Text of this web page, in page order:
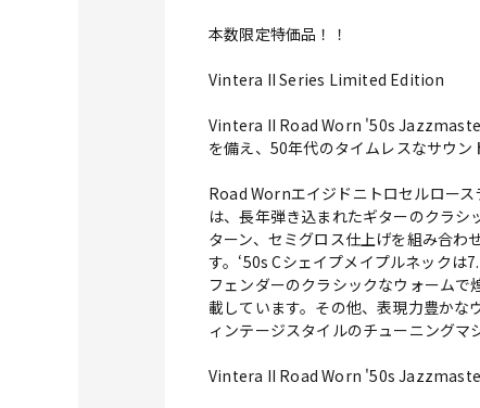
本数限定特価品！！
Vintera II Series Limited Edition
Vintera II Road Worn '50s
を備え、50年代のタイムレスなサウン
Road Wornエイジドニトロセルロー
は、長年弾き込まれたギターのクラ
ターン、セミグロス仕上げを組み合わ
す。‘50s Cシェイプメイプルネックは
フェンダーのクラシックなウォーム
載しています。その他、表現力豊かな
ィンテージスタイルのチューニングマ
Vintera II Road Worn '50s